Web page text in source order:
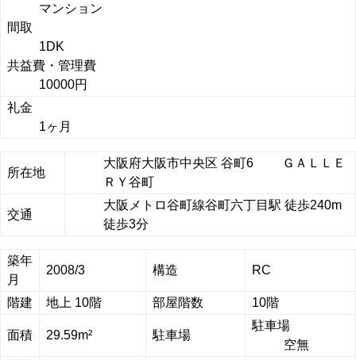
マンション
間取
1DK
共益費・管理費
10000円
礼金
1ヶ月
所在地
大阪府大阪市中央区 谷町6 ＧＡＬＬＥ
ＲＹ谷町
交通
大阪メトロ谷町線谷町六丁目駅 徒歩240m
徒歩3分
築年
月
2008/3 構造 RC
階建 地上 10階 部屋階数 10階
面積 29.59m² 駐車場
駐車場
空無